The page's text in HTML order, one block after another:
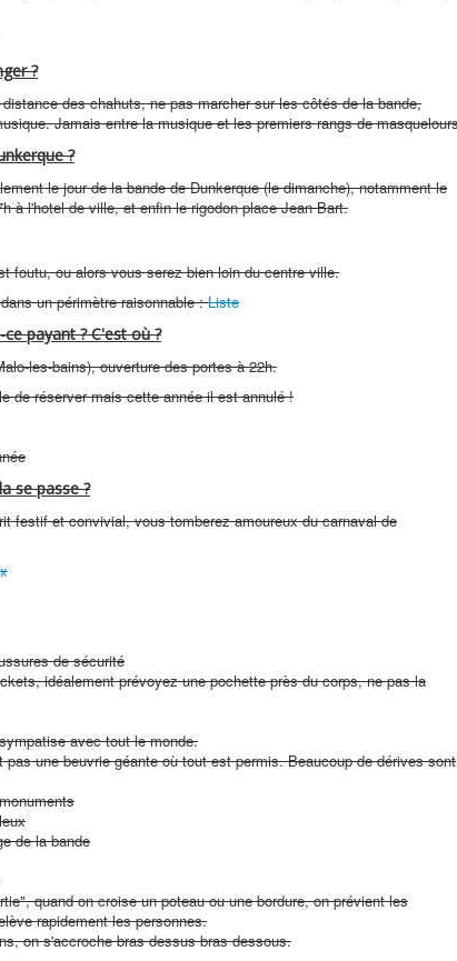
?
des chahuts, ne pas marcher sur les côtés de la bande,
Jamais entre la musique et les premiers rangs de
?
le jour de la bande de Dunkerque (le dimanche), notamment le
à l'hotel de ville, et enfin le rigodon place Jean Bart.
foutu, ou alors vous serez bien loin du centre ville.
un périmètre raisonnable :Liste
payant ? C'est où ?
les-bains), ouverture des portes à 22h.
de réserver mais cette année il est annulé !
se passe ?
festif et convivial, vous tomberez amoureux du carnaval de
de sécurité
idéalement prévoyez une pochette près du corps, ne pas la
avec tout le monde.
une beuvrie géante où tout est permis. Beaucoup de dérives sont
de la bande
quand on croise un poteau ou une bordure, on prévient les
rapidement les personnes.
on s'accroche bras dessus bras dessous.